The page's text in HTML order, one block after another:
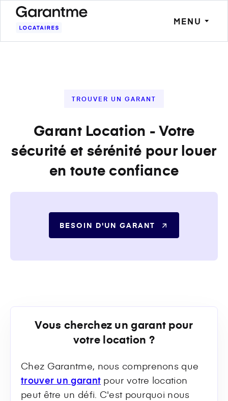
MENU
TROUVER UN GARANT
Garant Location - Votre
sécurité et sérénité pour louer
en toute confiance
BESOIN D'UN GARANT
Vous cherchez un garant pour
votre location ?
Chez Garantme, nous comprenons que
trouver un garant pour votre location
peut être un défi. C'est pourquoi nous